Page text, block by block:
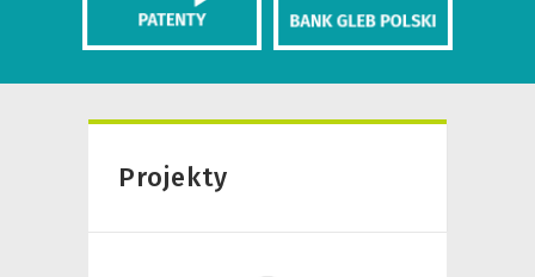
Projekty